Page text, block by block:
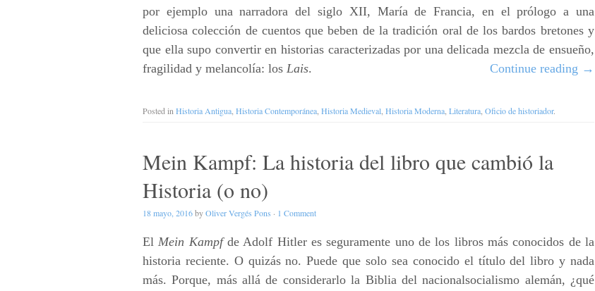
por ejemplo una narradora del siglo XII, María de Francia, en el prólogo a una
deliciosa colección de cuentos que beben de la tradición oral de los bardos bretones y
que ella supo convertir en historias caracterizadas por una delicada mezcla de ensueño,
fragilidad y melancolía: los Lais. Continue reading →
Posted in Historia Antigua Historia Contemporánea Historia Medieval Historia Moderna Literatura Oficio de historiador.
Mein Kampf: La historia del libro que cambió la
Historia (o no)
18 mayo, 2016byOliver Vergés Pons · 1 Comment
ElMein Kampfde Adolf Hitler es seguramente uno de los libros más conocidos de la
historia reciente. O quizás no. Puede que solo sea conocido el título del libro y nada
más. Porque, más allá de considerarlo la Biblia del nacionalsocialismo alemán, ¿qué